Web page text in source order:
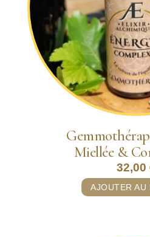
Miellée &
32,00
AJOUTER AU